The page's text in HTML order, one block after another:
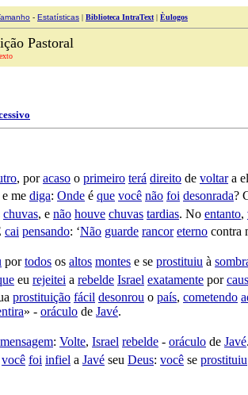
- Estatísticas | Biblioteca IntraText | Èulogos
Pastoral
, poracaso o primeiro terá direito de voltara
e me diga: Onde é que você não foi desonrada?
chuvas, e não houve chuvas tardias. No entanto,
cai pensando: ‘Não guarde rancor eterno contra
portodos os altos montes e se prostituiu à
eu rejeitei a rebelde Israel exatamente por
prostituição fácil desonrou o país, cometendo
» - oráculo de Javé.
mensagem: Volte, Israel rebelde - oráculo de Javé
você foi infiel a Javé seu Deus: você se prostituiu